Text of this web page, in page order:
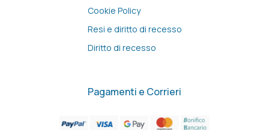
Cookie Policy
Resi e diritto di recesso
Diritto di recesso
Pagamenti e Corrieri